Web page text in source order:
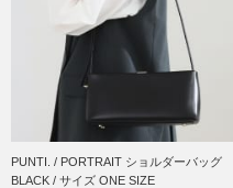
PUNTI. / PORTRAIT ショルダーバッグ
BLACK / サイズ ONE SIZE